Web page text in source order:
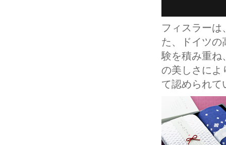
フィスラーは
た、ドイツの
験を積み重ね
の美しさによ
て認められて